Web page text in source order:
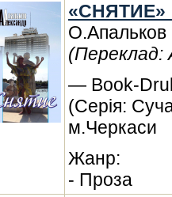
«СНЯТИЕ»
О.Апальков
(Переклад:
— Book-
(Серія:
м.Черкаси
Жанр:
- Проза